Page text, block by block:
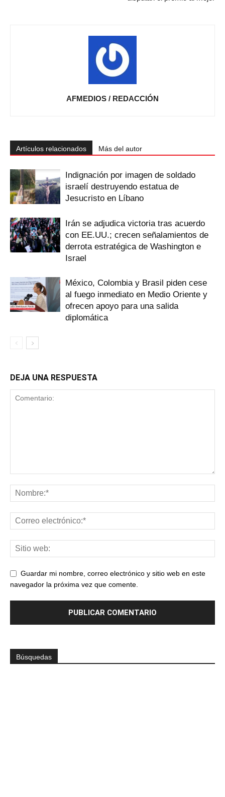
AFMEDIOS / REDACCIÓN
Artículos relacionados Más del autor
Indignación por imagen de soldado
israelí destruyendo estatua de
Jesucristo en Líbano
Irán se adjudica victoria tras acuerdo
con EE.UU.; crecen señalamientos de
derrota estratégica de Washington e
Israel
México, Colombia y Brasil piden cese
al fuego inmediato en Medio Oriente y
ofrecen apoyo para una salida
diplomática
DEJA UNA RESPUESTA
Guardar mi nombre, correo electrónico y sitio web en este
navegador la próxima vez que comente.
Búsquedas